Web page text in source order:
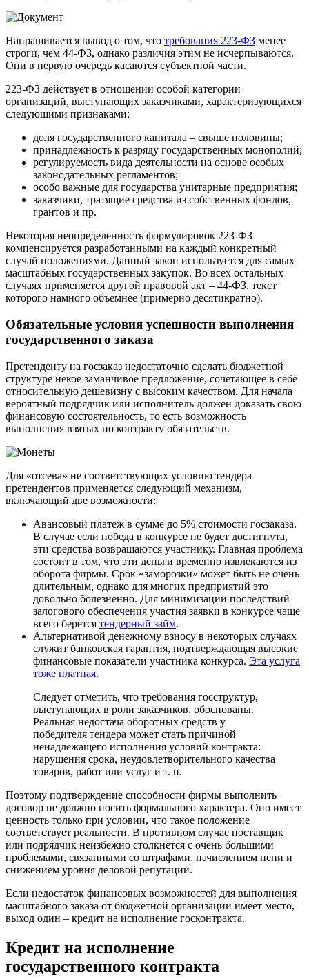
Напрашивается вывод о том, что требования 223-ФЗ менее
строги, чем 44-ФЗ, однако различия этим не исчерпываются.
Они в первую очередь касаются субъектной части.
223-ФЗ действует в отношении особой категории
организаций, выступающих заказчиками, характеризующихся
следующими признаками:
доля государственного капитала – свыше половины;
принадлежность к разряду государственных монополий;
регулируемость вида деятельности на основе особых
законодательных регламентов;
особо важные для государства унитарные предприятия;
заказчики, тратящие средства из собственных фондов,
грантов и пр.
Некоторая неопределенность формулировок 223-ФЗ
компенсируется разработанными на каждый конкретный
случай положениями. Данный закон используется для самых
масштабных государственных закупок. Во всех остальных
случаях применяется другой правовой акт – 44-ФЗ, текст
которого намного объемнее (примерно десятикратно).
Обязательные условия успешности выполнения
государственного заказа
Претенденту на госзаказ недостаточно сделать бюджетной
структуре некое заманчивое предложение, сочетающее в себе
относительную дешевизну с высоким качеством. Для начала
вероятный подрядчик или исполнитель должен доказать свою
финансовую состоятельность, то есть возможность
выполнения взятых по контракту обязательств.
Для «отсева» не соответствующих условию тендера
претендентов применяется следующий механизм,
включающий две возможности:
Авансовый платеж в сумме до 5% стоимости госзаказа.
В случае если победа в конкурсе не будет достигнута,
эти средства возвращаются участнику. Главная проблема
состоит в том, что эти деньги временно извлекаются из
оборота фирмы. Срок «заморозки» может быть не очень
длительным, однако для многих предприятий это
довольно болезненно. Для минимизации последствий
залогового обеспечения участия заявки в конкурсе чаще
всего берется тендерный займ.
Альтернативой денежному взносу в некоторых случаях
служит банковская гарантия, подтверждающая высокие
финансовые показатели участника конкурса. Эта услуга
тоже платная.
Следует отметить, что требования госструктур,
выступающих в роли заказчиков, обоснованы.
Реальная недостача оборотных средств у
победителя тендера может стать причиной
ненадлежащего исполнения условий контракта:
нарушения срока, неудовлетворительного качества
товаров, работ или услуг и т. п.
Поэтому подтверждение способности фирмы выполнить
договор не должно носить формального характера. Оно имеет
ценность только при условии, что такое положение
соответствует реальности. В противном случае поставщик
или подрядчик неизбежно столкнется с очень большими
проблемами, связанными со штрафами, начислением пени и
снижением уровня деловой репутации.
Если недостаток финансовых возможностей для выполнения
масштабного заказа от бюджетной организации имеет место,
выход один – кредит на исполнение госконтракта.
Кредит на исполнение
государственного контракта